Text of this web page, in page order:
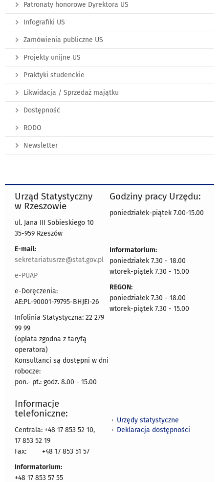
Patronaty honorowe Dyrektora US
Infografiki US
Zamówienia publiczne US
Projekty unijne US
Praktyki studenckie
Likwidacja / Sprzedaż majątku
Dostępność
RODO
Newsletter
Urząd Statystyczny
w Rzeszowie
ul. Jana III Sobieskiego 10
35-959 Rzeszów
E-mail:
sekretariatusrze@stat.gov.pl
e-PUAP
e-Doręczenia:
AE:PL-90001-79795-BHJEI-26
Infolinia Statystyczna: 22 279
99 99
(opłata zgodna z taryfą
operatora)
Konsultanci są dostępni w dni
robocze:
pon.- pt.: godz. 8.00 - 15.00
Godziny pracy Urzędu:
poniedziałek-piątek 7.00-15.00
Informatorium:
poniedziałek 7.30 - 18.00
wtorek-piątek 7.30 - 15.00
REGON:
poniedziałek 7.30 - 18.00
wtorek-piątek 7.30 - 15.00
Informacje
telefoniczne:
Centrala: +48 17 853 52 10,
17 853 52 19
Fax:
+48 17 853 51 57
Informatorium:
+48 17 853 57 55
Urzędy statystyczne
Deklaracja dostępności